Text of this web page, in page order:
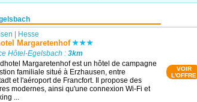
| Hesse
Margaretenhof
Hôtel-Egelsbach :3km
Margaretenhof est un hôtel de campagne
familiale situé à Erzhausen, entre
et l'aéroport de Francfort. Il propose des
modernes, ainsi qu'une connexion Wi-Fi et
...
VOIR
L'OFFRE